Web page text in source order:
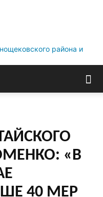
района и
«В
40 МЕР